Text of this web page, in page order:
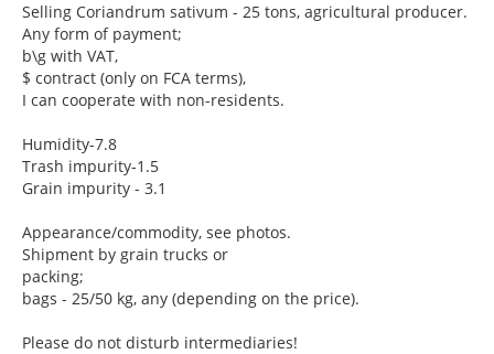
Selling Coriandrum sativum - 25 tons, agricultural producer.
Any form of payment;
b\g with VAT,
$ contract (only on FCA terms),
I can cooperate with non-residents.
Humidity-7.8
Trash impurity-1.5
Grain impurity - 3.1
Appearance/commodity, see photos.
Shipment by grain trucks or
packing;
bags - 25/50 kg, any (depending on the price).
Please do not disturb intermediaries!